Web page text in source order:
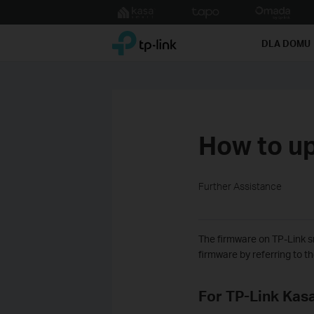
to
TP-Link, Reliably Smart DLA DOMU
How to
Further Assistance
The firmware on TP-Link
firmware by referring to
For TP-Link